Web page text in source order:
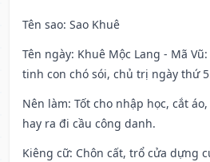
Tên sao: Sao Khuê
Tên ngày: Khuê Mộc Lang - Mã
tinh con chó sói, chủ trị ngày thứ
Nên làm: Tốt cho nhập học, cắt
hay ra đi cầu công danh.
Kiêng cữ: Chôn cất, trổ cửa dựng